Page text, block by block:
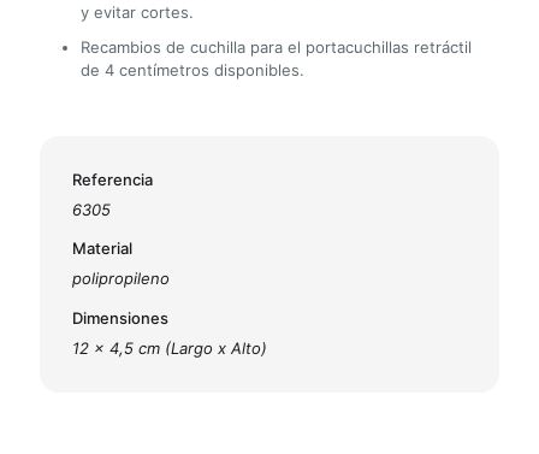
y evitar cortes.
Recambios de cuchilla para el portacuchillas retráctil
de 4 centímetros disponibles.
Referencia
6305
Material
polipropileno
Dimensiones
12 x 4,5 cm (Largo x Alto)